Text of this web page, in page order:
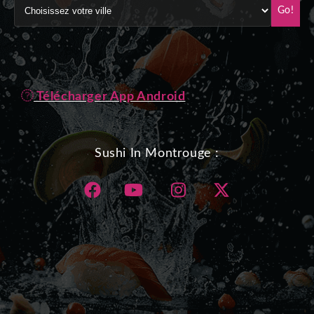
Go!
Télécharger App Android
Sushi In Montrouge :